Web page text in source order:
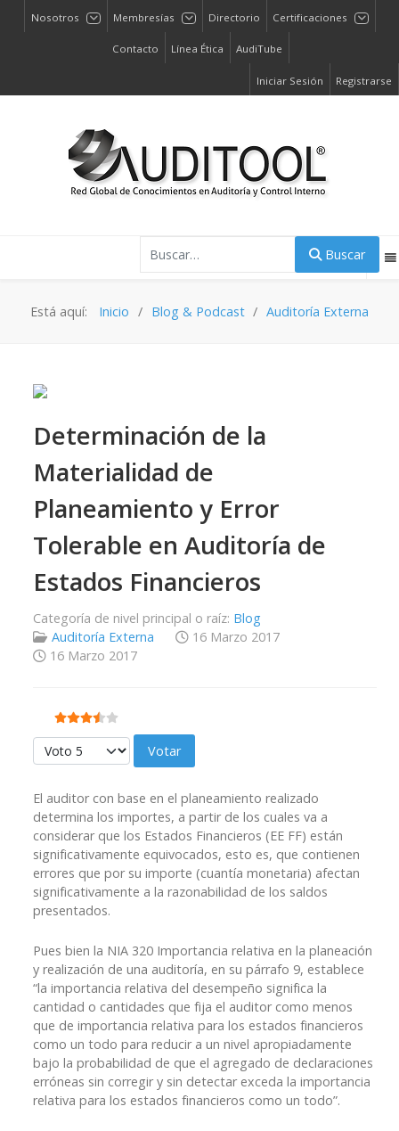
Nosotros Membresías Directorio Certificaciones
Contacto Línea Ética AudiTube
Iniciar Sesión Registrarse
Buscar
Está aquí: Inicio Blog & Podcast Auditoría Externa
Determinación de la
Materialidad de
Planeamiento y Error
Tolerable en Auditoría de
Estados Financieros
Categoría de nivel principal o raíz: Blog
Auditoría Externa
16 Marzo 2017
16 Marzo 2017
Ratio:3.5/5
Por favor, vote
El auditor con base en el planeamiento realizado
determina los importes, a partir de los cuales va a
considerar que los Estados Financieros (EE FF) están
significativamente equivocados, esto es, que contienen
errores que por su importe (cuantía monetaria) afectan
significativamente a la razonabilidad de los saldos
presentados.
Pues bien la NIA 320 Importancia relativa en la planeación
y realización de una auditoría, en su párrafo 9, establece
“la importancia relativa del desempeño significa la
cantidad o cantidades que fija el auditor como menos
que de importancia relativa para los estados financieros
como un todo para reducir a un nivel apropiadamente
bajo la probabilidad de que el agregado de declaraciones
erróneas sin corregir y sin detectar exceda la importancia
relativa para los estados financieros como un todo”.